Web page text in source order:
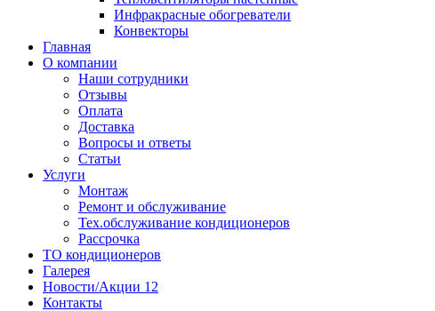
Инфракрасные обогреватели
Конвекторы
Главная
О компании
Наши сотрудники
Отзывы
Оплата
Доставка
Вопросы и ответы
Статьи
Услуги
Монтаж
Ремонт и обслуживание
Тех.обслуживание кондиционеров
Рассрочка
ТО кондиционеров
Галерея
Новости/Акции 12
Контакты